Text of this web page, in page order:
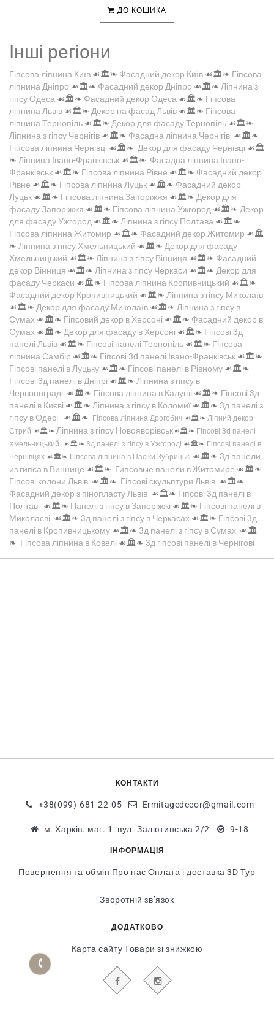
ДО КОШИКА
Інші регіони
Гіпсова ліпнина Київ ☙🏛️❧ Фасадний декор Київ ☙🏛️❧ Гіпсова
ліпнина Дніпро ☙🏛️❧ Фасадний декор Дніпро ☙🏛️❧ Ліпнина з
гіпсу Одеса ☙🏛️❧ Фасадний декор Одеса ☙🏛️❧ Гіпсова
ліпнина Львів ☙🏛️❧ Декор на фасад Львів ☙🏛️❧ Гіпсова
ліпнина Тернопіль ☙🏛️❧ Декор для фасаду Тернопіль ☙🏛️❧
Ліпнина з гіпсу Чернігів ☙🏛️❧ Фасадна ліпнина Чернігів ☙🏛️❧
Гіпсова ліпнина Чернівці ☙🏛️❧ Декор для фасаду Чернівці ☙🏛️
❧ Ліпнина Івано-Франківськ ☙🏛️❧ Фасадна ліпнина Івано-
Франківськ ☙🏛️❧ Гіпсова ліпнина Рівне ☙🏛️❧ Фасадний декор
Рівне ☙🏛️❧ Гіпсова ліпнина Луцьк ☙🏛️❧ Фасадний декор
Луцьк ☙🏛️❧ Гіпсова ліпнина Запоріжжя ☙🏛️❧ Декор для
фасаду Запоріжжя ☙🏛️❧ Гіпсова ліпнина Ужгород ☙🏛️❧ Декор
для фасаду Ужгород ☙🏛️❧ Ліпнина з гіпсу Полтава ☙🏛️❧
Гіпсова ліпнина Житомир ☙🏛️❧ Фасадний декор Житомир ☙🏛️
❧ Ліпнина з гіпсу Хмельницький ☙🏛️❧ Декор для фасаду
Хмельницький ☙🏛️❧ Ліпнина з гіпсу Вінниця ☙🏛️❧ Фасадний
декор Вінниця ☙🏛️❧ Ліпнина з гіпсу Черкаси ☙🏛️❧ Декор для
фасаду Черкаси ☙🏛️❧ Гіпсова ліпнина Кропивницький ☙🏛️❧
Фасадний декор Кропивницький ☙🏛️❧ Ліпнина з гіпсу Миколаїв
☙🏛️❧ Декор для фасаду Миколаїв ☙🏛️❧ Ліпнина з гіпсу в
Сумах ☙🏛️❧ Гіпсовий декор в Херсоні ☙🏛️❧ Фасадний декор в
Сумах ☙🏛️❧ Декор для фасаду в Херсоні ☙🏛️❧ Гіпсові 3д
панелі Львів ☙🏛️❧ Гіпсові панелі Тернопіль ☙🏛️❧ Гіпсова
ліпнина Самбір ☙🏛️❧ Гіпсові 3d панелі Івано-Франківськ ☙🏛️❧
Гіпсові панелі в Луцьку ☙🏛️❧ Гіпсові панелі в Рівному ☙🏛️❧
Гіпсові 3д панелі в Дніпрі ☙🏛️❧ Ліпнина з гіпсу в
Червонограді ☙🏛️❧ Гіпсова ліпнина в Калуші ☙🏛️❧ Гіпсові 3д
панелі в Києві ☙🏛️❧ Ліпнина з гіпсу в Коломиї ☙🏛️❧ 3д панелі з
гіпсу в Одесі ☙🏛️❧ Гіпсова ліпнина Дрогобич ☙🏛️❧ Ліпний декор
Стрий ☙🏛️❧ Ліпнина з гіпсу Новояворівськ☙🏛️❧ Гіпсові 3d панелі
Хмельницький ☙🏛️❧ 3д панелі з гіпсу в Ужгороді ☙🏛️❧ Гіпсові панелі в
Чернівцях ☙🏛️❧ Гіпсова ліпнина в Пасіки-Зубрицькі ☙🏛️❧ 3д панели
из гипса в Виннице ☙🏛️❧ Гипсовые панели в Житомире ☙🏛️❧
Гіпсові колони Львів ☙🏛️❧ Гіпсові скульптури Львів ☙🏛️❧
Фасадний декор з пінопласту Львів ☙🏛️❧ Гіпсові 3д панелі в
Полтаві ☙🏛️❧ Панелі з гіпсу в Запоріжжі ☙🏛️❧ Гіпсові панелі в
Миколаєві ☙🏛️❧ 3д панелі з гіпсу в Черкасах ☙🏛️❧ Гіпсові 3д
панелі в Кропивницькому ☙🏛️❧ 3д панелі з гіпсу в Сумах ☙🏛️
❧ Гіпсова ліпнина в Ковелі ☙🏛️❧ 3д гіпсові панелі в Чернігові
КОНТАКТИ
+38(099)-681-22-05 Ermitagedecor@gmail.com
м. Харків. маг. 1: вул. Залютинська 2/2 9-18
ІНФОРМАЦІЯ
Повернення та обмін Про нас Оплата і доставка 3D Тур
Зворотній зв’язок
ДОДАТКОВО
Карта сайту Товари зі знижкою